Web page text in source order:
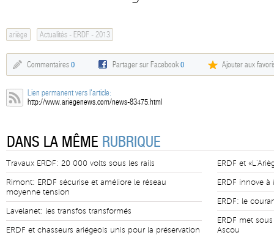
ariège Actualités - ERDF - 2013
Commentaires 0 Partager sur Facebook0 Ajouter aux
Lien permanent vers l'article:
http://www.ariegenews.com/news-83475.html
DANS LA MÊME RUBRIQUE
Travaux ERDF: 20 000 volts sous les rails
Rimont: ERDF sécurise et améliore le réseau
moyenne tension
Lavelanet: les transfos transformés
ERDF et chasseurs ariégeois unis pour la préservation
ERDF et
ERDF innove à
ERDF: le
ERDF met
Ascou